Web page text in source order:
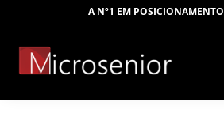
A Nº1 EM POSICIONAMENTO